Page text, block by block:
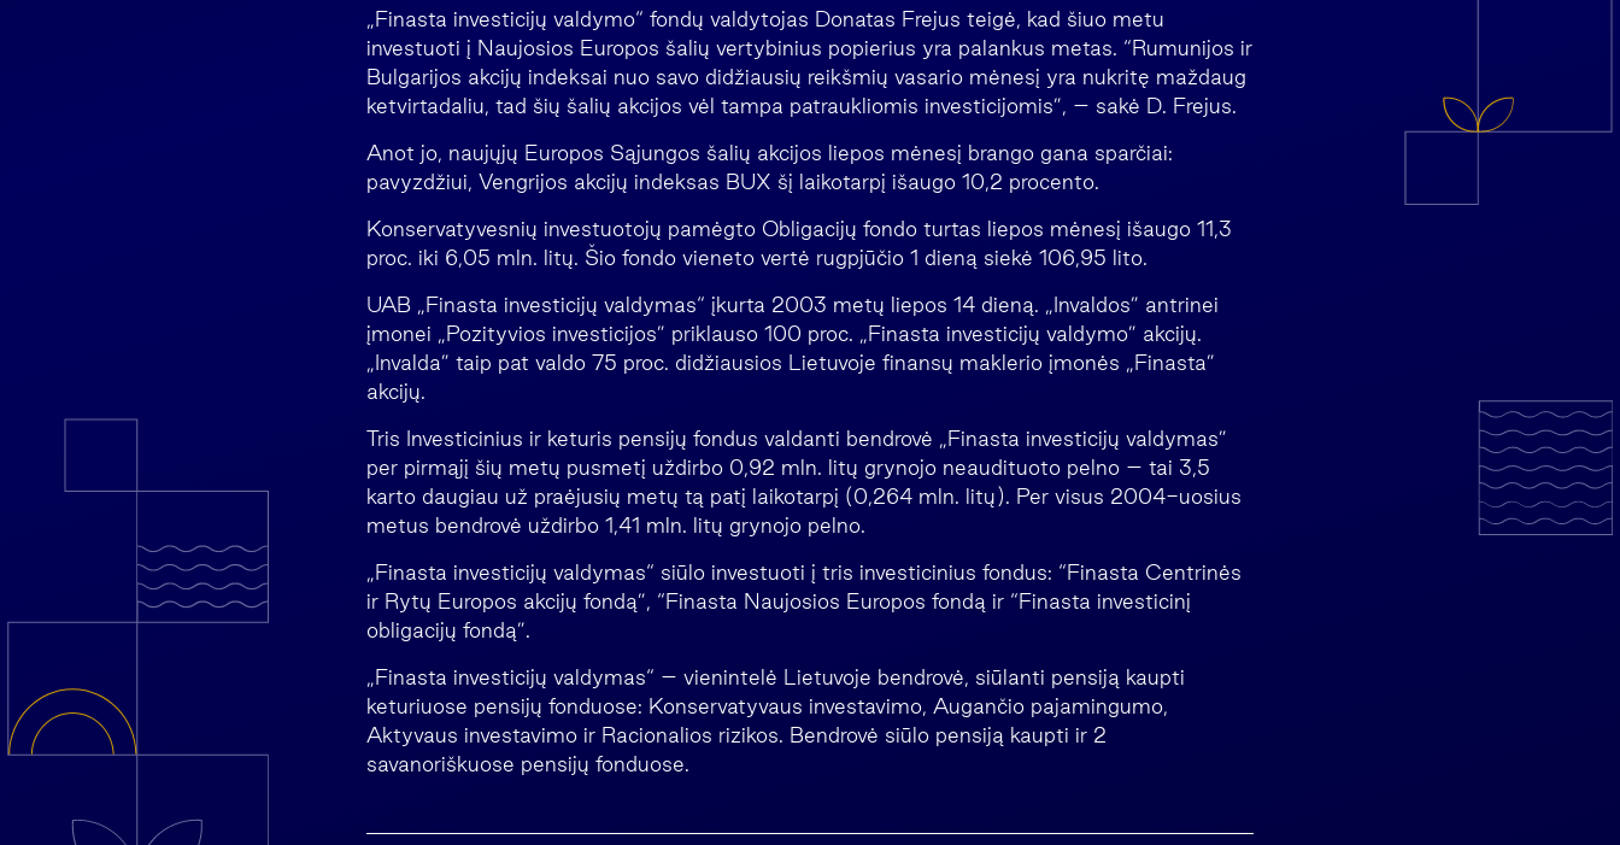
„Finasta investicijų valdymo“ fondų valdytojas Donatas Frejus teigė, kad šiuo metu
investuoti į Naujosios Europos šalių vertybinius popierius yra palankus metas. “Rumunijos ir
Bulgarijos akcijų indeksai nuo savo didžiausių reikšmių vasario mėnesį yra nukritę maždaug
ketvirtadaliu, tad šių šalių akcijos vėl tampa patraukliomis investicijomis”, – sakė D. Frejus.
Anot jo, naujųjų Europos Sąjungos šalių akcijos liepos mėnesį brango gana sparčiai:
pavyzdžiui, Vengrijos akcijų indeksas BUX šį laikotarpį išaugo 10,2 procento.
Konservatyvesnių investuotojų pamėgto Obligacijų fondo turtas liepos mėnesį išaugo 11,3
proc. iki 6,05 mln. litų. Šio fondo vieneto vertė rugpjūčio 1 dieną siekė 106,95 lito.
UAB „Finasta investicijų valdymas“ įkurta 2003 metų liepos 14 dieną. „Invaldos” antrinei
įmonei „Pozityvios investicijos” priklauso 100 proc. „Finasta investicijų valdymo” akcijų.
„Invalda” taip pat valdo 75 proc. didžiausios Lietuvoje finansų maklerio įmonės „Finasta”
akcijų.
Tris Investicinius ir keturis pensijų fondus valdanti bendrovė „Finasta investicijų valdymas”
per pirmąjį šių metų pusmetį uždirbo 0,92 mln. litų grynojo neaudituoto pelno – tai 3,5
karto daugiau už praėjusių metų tą patį laikotarpį (0,264 mln. litų). Per visus 2004-uosius
metus bendrovė uždirbo 1,41 mln. litų grynojo pelno.
„Finasta investicijų valdymas“ siūlo investuoti į tris investicinius fondus: “Finasta Centrinės
ir Rytų Europos akcijų fondą”, “Finasta Naujosios Europos fondą ir “Finasta investicinį
obligacijų fondą”.
„Finasta investicijų valdymas“ – vienintelė Lietuvoje bendrovė, siūlanti pensiją kaupti
keturiuose pensijų fonduose: Konservatyvaus investavimo, Augančio pajamingumo,
Aktyvaus investavimo ir Racionalios rizikos. Bendrovė siūlo pensiją kaupti ir 2
savanoriškuose pensijų fonduose.